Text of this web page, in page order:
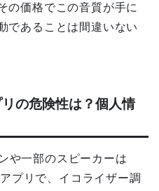
の価格でこの音質が手に
であることは間違いない
の危険性は？個人情
や一部のスピーカーは
プリで、イコライザー調